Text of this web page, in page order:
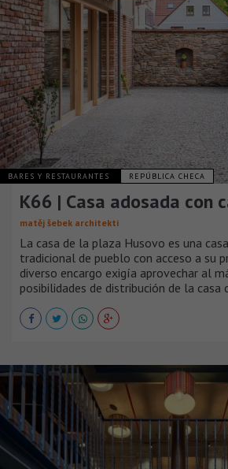
BARES Y RESTAURANTES REPÚBLICA CHECA
K66 | Casa adosada con
matěj šebek architekti
La casa de la plaza Husovo es una
tradicional de pueblo con acceso a su
diverso encargo exigía aprovechar al
posibilidades de distribución de la casa